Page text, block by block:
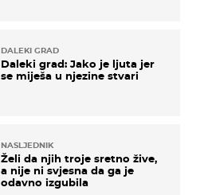
DALEKI GRAD
Daleki grad: Jako je ljuta jer
se miješa u njezine stvari
NASLJEDNIK
Želi da njih troje sretno žive,
a nije ni svjesna da ga je
odavno izgubila